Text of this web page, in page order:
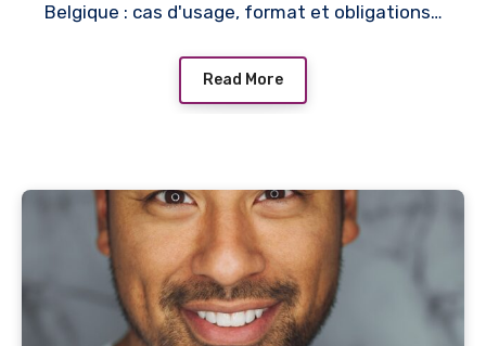
Belgique : cas d'usage, format et obligations…
Read More